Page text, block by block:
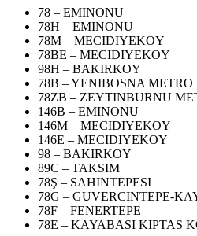
78 – EMINONU
78H – EMINONU
78M – MECIDIYEKOY
78BE – MECIDIYEKOY
98H – BAKIRKOY
78B – YENIBOSNA METRO
78ZB – ZEYTINBURNU
146B – EMINONU
146M – MECIDIYEKOY
146E – MECIDIYEKOY
98 – BAKIRKOY
89C – TAKSIM
78Ş – SAHINTEPESI
78G – GUVERCINTEPE-
78F – FENERTEPE
78E – KAYABASI KIPTAS